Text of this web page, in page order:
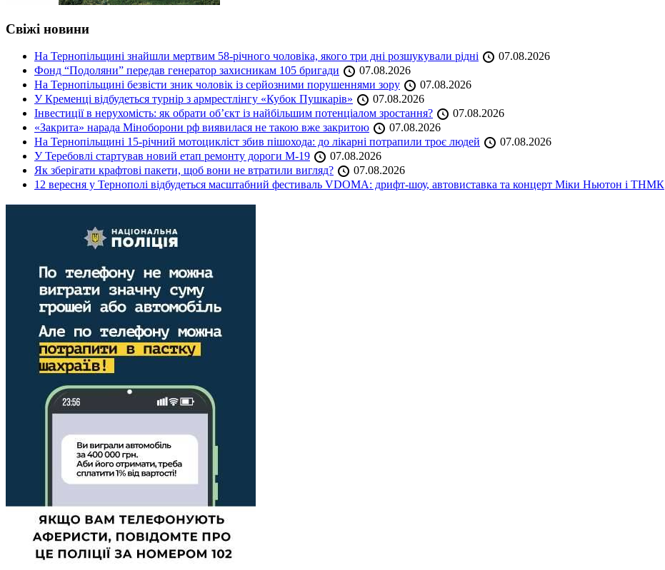
Свіжі новини
На Тернопільщині знайшли мертвим 58-річного чоловіка, якого три дні розшукували рідні
07.08.2026
Фонд “Подоляни” передав генератор захисникам 105 бригади
07.08.2026
На Тернопільщині безвісти зник чоловік із серйозними порушеннями зору
07.08.2026
У Кременці відбудеться турнір з армрестлінгу «Кубок Пушкарів»
07.08.2026
Інвестиції в нерухомість: як обрати об’єкт із найбільшим потенціалом зростання?
07.08.2026
«Закрита» нарада Міноборони рф виявилася не такою вже закритою
07.08.2026
На Тернопільщині 15-річний мотоцикліст збив пішохода: до лікарні потрапили троє людей
07.08.2026
У Теребовлі стартував новий етап ремонту дороги М-19
07.08.2026
Як зберігати крафтові пакети, щоб вони не втратили вигляд?
07.08.2026
12 вересня у Тернополі відбудеться масштабний фестиваль VDOMA: дрифт-шоу, автовиставка та концерт Міки Ньютон і ТНМК